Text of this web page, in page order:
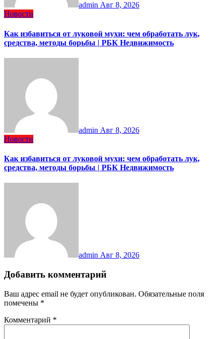
admin Авг 8, 2026
Новости
Как избавиться от луковой мухи: чем обработать лук,
средства, методы борьбы | РБК Недвижимость
admin Авг 8, 2026
Новости
Как избавиться от луковой мухи: чем обработать лук,
средства, методы борьбы | РБК Недвижимость
admin Авг 8, 2026
Добавить комментарий
Ваш адрес email не будет опубликован. Обязательные поля
помечены *
Комментарий *